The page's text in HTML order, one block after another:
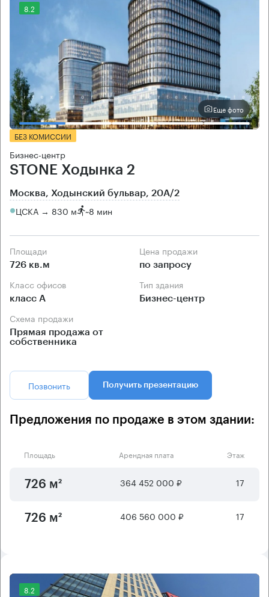
8.2
Еще фото
БЕЗ КОМИССИИ
Бизнес-центр
STONE Ходынка 2
Москва, Ходынский бульвар, 20А/2
ЦСКА → 830 м ~8 мин
Площади
726 кв.м
Цена продажи
по запросу
Класс офисов
класс А
Тип здания
Бизнес-центр
Схема продажи
Прямая продажа от
собственника
Позвонить Получить презентацию
Предложения по продаже в этом здании:
Площадь Арендная плата Этаж
726 м² 364 452 000 ₽ 17
726 м² 406 560 000 ₽ 17
8.2